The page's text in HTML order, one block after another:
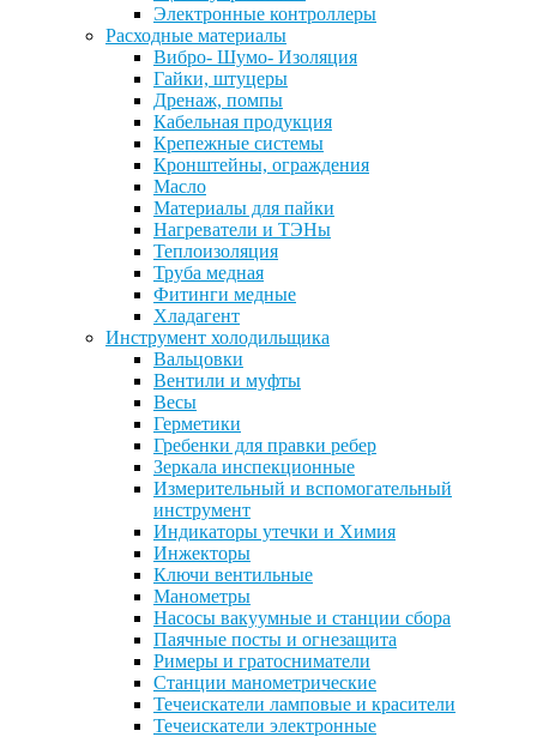
Электронные контроллеры
Расходные материалы
Вибро- Шумо- Изоляция
Гайки, штуцеры
Дренаж, помпы
Кабельная продукция
Крепежные системы
Кронштейны, ограждения
Масло
Материалы для пайки
Нагреватели и ТЭНы
Теплоизоляция
Труба медная
Фитинги медные
Хладагент
Инструмент холодильщика
Вальцовки
Вентили и муфты
Весы
Герметики
Гребенки для правки ребер
Зеркала инспекционные
Измерительный и вспомогательный
инструмент
Индикаторы утечки и Химия
Инжекторы
Ключи вентильные
Манометры
Насосы вакуумные и станции сбора
Паячные посты и огнезащита
Римеры и гратосниматели
Станции манометрические
Течеискатели ламповые и красители
Течеискатели электронные